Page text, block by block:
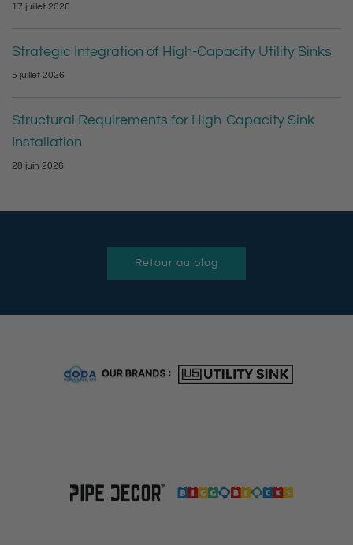
17 juillet 2026
Strategic Integration of High-Capacity Utility Sinks
5 juillet 2026
Structural Requirements for High-Capacity Sink
Installation
28 juin 2026
Retour au blog